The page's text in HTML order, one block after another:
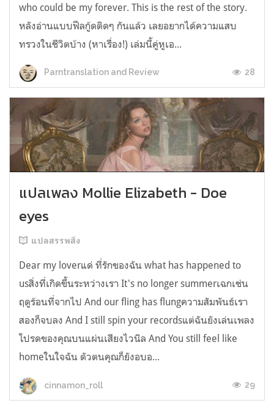
who could be my forever. This is the rest of the story.
หลังอ่านแบบฟีลกู้ดติดๆ กันแล้ว เลยอยากได้ความแสบ
ทรวงในชีวิตบ้าง (หาเรื่อง!) เล่มนี้คู่หูเอ...
Parntranslation and Review 28
แปลเพลง Mollie Elizabeth - Doe
eyes
แปลสรรพสิ่ง
Dear my loverแด่ ที่รักของฉัน what has happened to
usสิ่งที่เกิดขึ้นระหว่างเรา It's no longer summerเฉกเช่น
ฤดูร้อนที่จากไป And our fling has flungความสัมพันธ์เรา
สองก็จบลง And I still spin your recordsแต่ฉันยังเล่นเพลง
โปรดของคุณบนแผ่นเสียงไวนิล And You still feel like
homeในใจฉัน ตัวตนคุณก็ยังอบอ...
cinnamon_roll 29